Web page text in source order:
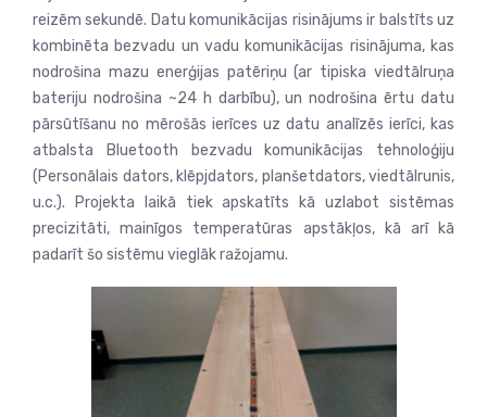
reizēm sekundē. Datu komunikācijas risinājums ir balstīts uz
kombinēta bezvadu un vadu komunikācijas risinājuma, kas
nodrošina mazu enerģijas patēriņu (ar tipiska viedtālruņa
bateriju nodrošina ~24 h darbību), un nodrošina ērtu datu
pārsūtīšanu no mērošās ierīces uz datu analīzēs ierīci, kas
atbalsta Bluetooth bezvadu komunikācijas tehnoloģiju
(Personālais dators, klēpjdators, planšetdators, viedtālrunis,
u.c.). Projekta laikā tiek apskatīts kā uzlabot sistēmas
precizitāti, mainīgos temperatūras apstākļos, kā arī kā
padarīt šo sistēmu vieglāk ražojamu.